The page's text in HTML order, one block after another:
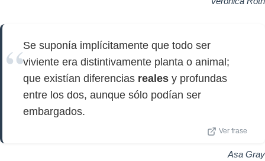
Se suponía implícitamente que todo ser
viviente era distintivamente planta o animal;
que existían diferencias reales y profundas
entre los dos, aunque sólo podían ser
embargados.
Ver frase
Asa Gray